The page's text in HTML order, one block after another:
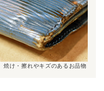
焼け・擦れやキズのあるお品物